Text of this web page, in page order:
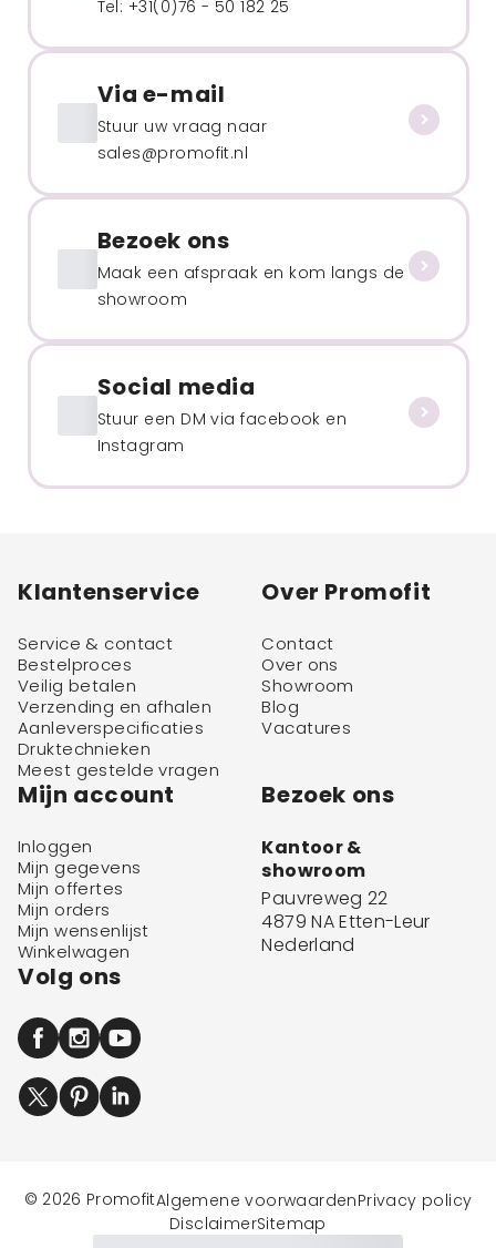
Tel: +31(0)76 - 50 182 25
Via e-mail
Stuur uw vraag naar
sales@promofit.nl
Bezoek ons
Maak een afspraak en kom langs de
showroom
Social media
Stuur een DM via facebook en
Instagram
Klantenservice
Service & contact
Bestelproces
Veilig betalen
Verzending en afhalen
Aanleverspecificaties
Druktechnieken
Meest gestelde vragen
Over Promofit
Contact
Over ons
Showroom
Blog
Vacatures
Mijn account
Inloggen
Mijn gegevens
Mijn offertes
Mijn orders
Mijn wensenlijst
Winkelwagen
Bezoek ons
Kantoor &
showroom
Pauvreweg 22
4879 NA Etten-Leur
Nederland
Volg ons
© 2026 PromofitAlgemene voorwaardenPrivacy policy
DisclaimerSitemap